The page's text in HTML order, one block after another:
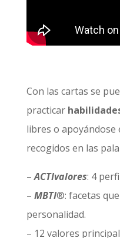
Con las cartas se
practicar
libres o apoyándose
recogidos en las
–ACTIvalores: 4
– MBTI®: facetas
personalidad.
– 12 valores